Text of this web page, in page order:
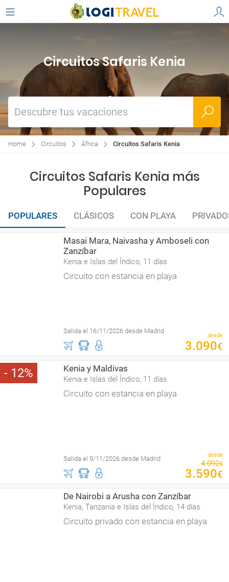
Circuitos Safaris Kenia
Descubre tus vacaciones
Home Circuitos África Circuitos Safaris Kenia
Circuitos Safaris Kenia más
Populares
POPULARES CLÁSICOS CON PLAYA
Masai Mara, Naivasha y Amboseli con
Zanzíbar
Kenia e Islas del Índico, 11 días
Circuito con estancia en playa
Salida el 16/11/2026 desde Madrid
desde
3.090€
12 Kenia y Maldivas
Kenia e Islas del Índico, 11 días
Circuito con estancia en playa
Salida el 9/11/2026 desde Madrid desde
4.092€
3.590€
De Nairobi a Arusha con Zanzíbar
Kenia, Tanzania e Islas del Índico, 14 días
Circuito privado con estancia en playa